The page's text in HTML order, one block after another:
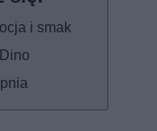
i smak